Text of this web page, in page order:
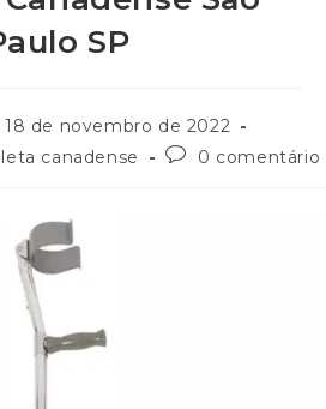
SP
18 de novembro de 2022
canadense 0 comentário